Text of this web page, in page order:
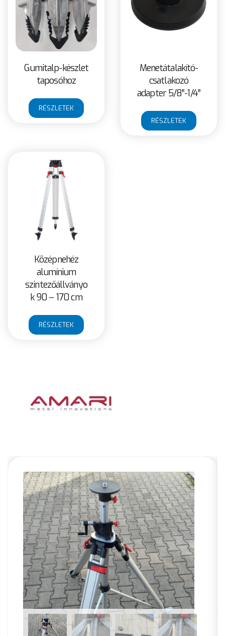
Gumitalp-készlet
taposóhoz
RÉSZLETEK
Menetátalakító-
csatlakozó
adapter 5/8″-1/4″
RÉSZLETEK
Középnehéz
alumínium
szintezőállványo
k 90 – 170 cm
RÉSZLETEK